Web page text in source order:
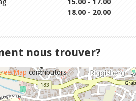
18.00 - 20.00
nous trouver?
contributors